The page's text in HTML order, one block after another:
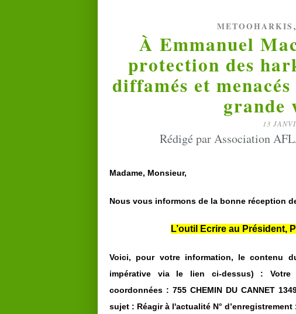
METOOHARKIS ,
À Emmanuel
protection des
diffamés et
grande
13
Rédigé par Association
Madame, Monsieur,
Nous vous informons de la bonne réception
L’outil Ecrire au Président,
Voici, pour votre information, le contenu
impérative via le lien ci-dessus) :
coordonnées :755 CHEMIN DU CANNET
sujet : Réagir à l'actualité N° d’enregistrement